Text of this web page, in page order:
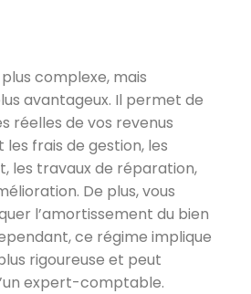
complexe, mais
avantageux. Il permet de
réelles de vos revenus
frais de gestion, les
les travaux de réparation,
De plus, vous
l’amortissement du bien
ce régime implique
rigoureuse et peut
expert-comptable.